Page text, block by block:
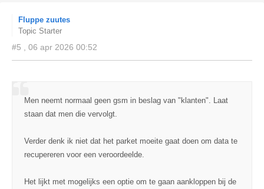
Fluppe zuutes
Topic Starter
#5 , 06 apr 2026 00:52
Men neemt normaal geen gsm in beslag van "klanten". Laat
staan dat men die vervolgt.
Verder denk ik niet dat het parket moeite gaat doen om data te
recupereren voor een veroordeelde.
Het lijkt met mogelijks een optie om te gaan aankloppen bij de